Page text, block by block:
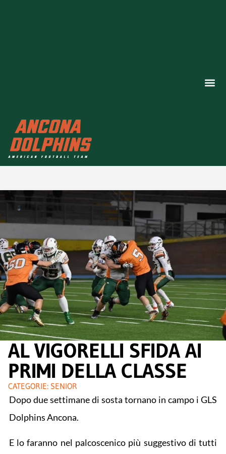
AL VIGORELLI SFIDA AI
PRIMI DELLA CLASSE
CATEGORIE: SENIOR
Dopo due settimane di sosta tornano in campo i GLS
Dolphins Ancona.
E lo faranno nel palcoscenico più suggestivo di tutti